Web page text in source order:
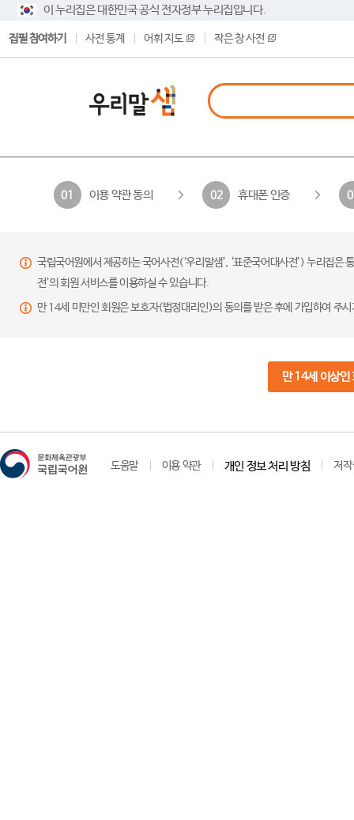
이 누리집은 대한민국 공식 전자정부 누리집입니다.
집필 참여하기 사전 통계 어휘 지도 작은 창 사전
01 이용 약관 동의 02 휴대폰 인증
국립국어원에서 제공하는 국어사전(‘우리말샘’, ‘표준국어대사전’) 누리집
전’의 회원 서비스를 이용하실 수 있습니다.
만 14세 미만인 회원은 보호자(법정대리인)의 동의를 받은 후에 가입하여 주
만 14세 이상인
도움말 이용 약관 개인 정보 처리 방침 저